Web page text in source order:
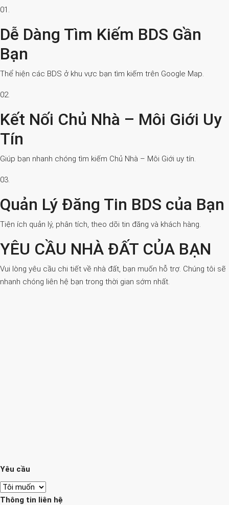
01.
Dễ Dàng Tìm Kiếm BDS Gần
Bạn
Thể hiện các BDS ở khu vực bạn tìm kiếm trên Google Map.
02.
Kết Nối Chủ Nhà – Môi Giới Uy
Tín
Giúp bạn nhanh chóng tìm kiếm Chủ Nhà – Môi Giới uy tín.
03.
Quản Lý Đăng Tin BDS của Bạn
Tiện ích quản lý, phân tích, theo dõi tin đăng và khách hàng.
YÊU CẦU NHÀ ĐẤT CỦA BẠN
Vui lòng yêu cầu chi tiết về nhà đất, bạn muốn hỗ trợ. Chúng tôi sẽ
nhanh chóng liên hệ bạn trong thời gian sớm nhất.
Yêu cầu
Thông tin liên hệ